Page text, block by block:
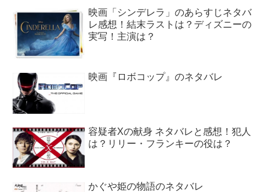
映画「シンデレラ」のあらすじネタバ
レ感想！結末ラストは？ディズニーの
実写！主演は？
映画『ロボコップ』のネタバレ
容疑者Xの献身 ネタバレと感想！犯人
は？リリー・フランキーの役は？
かぐや姫の物語のネタバレ